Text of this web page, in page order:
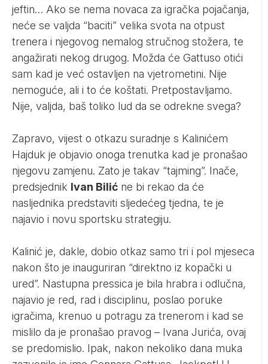
jeftin… Ako se nema novaca za igračka pojačanja,
neće se valjda “baciti” velika svota na otpust
trenera i njegovog nemalog stručnog stožera, te
angažirati nekog drugog. Možda će Gattuso otići
sam kad je već ostavljen na vjetrometini. Nije
nemoguće, ali i to će koštati. Pretpostavljamo.
Nije, valjda, baš toliko lud da se odrekne svega?
Zapravo, vijest o otkazu suradnje s Kalinićem
Hajduk je objavio onoga trenutka kad je pronašao
njegovu zamjenu. Zato je takav “tajming”. Inače,
predsjednik Ivan Bilić ne bi rekao da će
nasljednika predstaviti sljedećeg tjedna, te je
najavio i novu sportsku strategiju.
Kalinić je, dakle, dobio otkaz samo tri i pol mjeseca
nakon što je inauguriran “direktno iz kopački u
ured”. Nastupna pressica je bila hrabra i odlučna,
najavio je red, rad i disciplinu, poslao poruke
igračima, krenuo u potragu za trenerom i kad se
mislilo da je pronašao pravog – Ivana Jurića, ovaj
se predomislio. Ipak, nakon nekoliko dana muka